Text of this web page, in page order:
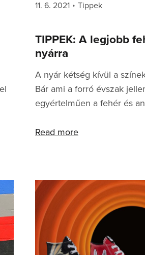
Posted
11. 6. 2021 Categories
Tippek
TIPPEK: A legjobb
nyárra
A nyár kétség kívül a
Bár ami a forró évszak
egyértelműen a fehér és
szedtünk 8+1 nyári cipőt,
megfizethető áron érkező
foglalnak helyet, stílus és
szelektálva. Nézzük!
TAYLOR 70S Nem tudunk,
Read more